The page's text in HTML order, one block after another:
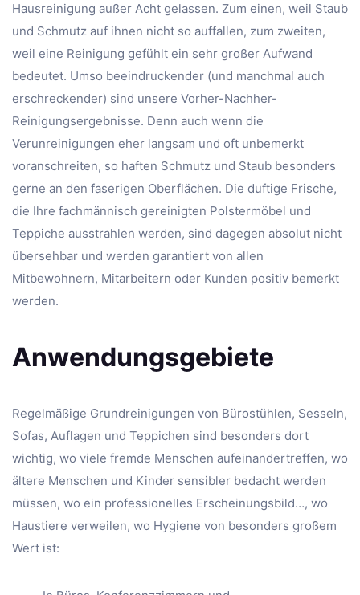
Hausreinigung außer Acht gelassen. Zum einen, weil Staub
und Schmutz auf ihnen nicht so auffallen, zum zweiten,
weil eine Reinigung gefühlt ein sehr großer Aufwand
bedeutet. Umso beeindruckender (und manchmal auch
erschreckender) sind unsere Vorher-Nachher-
Reinigungsergebnisse. Denn auch wenn die
Verunreinigungen eher langsam und oft unbemerkt
voranschreiten, so haften Schmutz und Staub besonders
gerne an den faserigen Oberflächen. Die duftige Frische,
die Ihre fachmännisch gereinigten Polstermöbel und
Teppiche ausstrahlen werden, sind dagegen absolut nicht
übersehbar und werden garantiert von allen
Mitbewohnern, Mitarbeitern oder Kunden positiv bemerkt
werden.
Anwendungsgebiete
Regelmäßige Grundreinigungen von Bürostühlen, Sesseln,
Sofas, Auflagen und Teppichen sind besonders dort
wichtig, wo viele fremde Menschen aufeinandertreffen, wo
ältere Menschen und Kinder sensibler bedacht werden
müssen, wo ein professionelles Erscheinungsbild…, wo
Haustiere verweilen, wo Hygiene von besonders großem
Wert ist: